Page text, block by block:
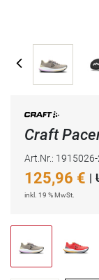
Craft
Art.Nr.:
125,96 € |
inkl. 19 % MwSt.